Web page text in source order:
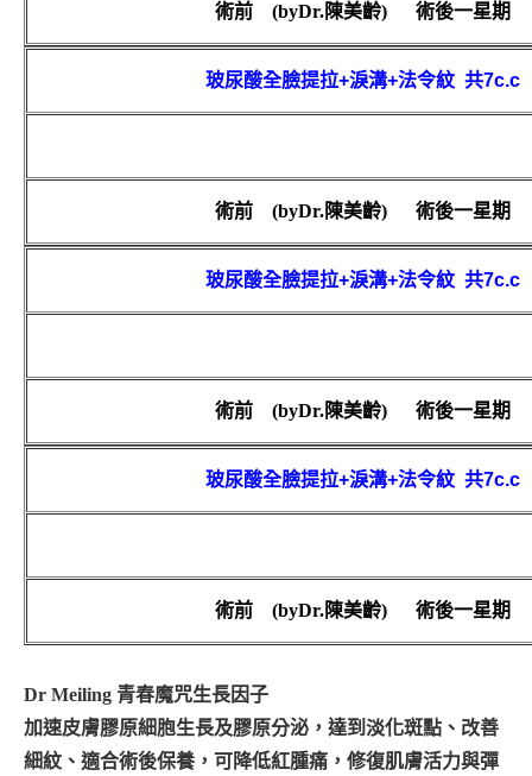
術前 (byDr.陳美齡) 術後一星期
玻尿酸全臉提拉+淚溝+法令紋 共7c.c
術前 (byDr.陳美齡) 術後一星期
玻尿酸全臉提拉+淚溝+法令紋 共7c.c
術前 (byDr.陳美齡) 術後一星期
玻尿酸全臉提拉+淚溝+法令紋 共7c.c
術前 (byDr.陳美齡) 術後一星期
Dr Meiling 青春魔咒生長因子
加速皮膚膠原細胞生長及膠原分泌，達到淡化斑點、改善
細紋、適合術後保養，可降低紅腫痛，修復肌膚活力與彈